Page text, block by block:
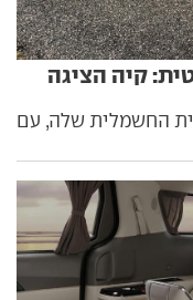
קיה הציגה
החשמלית שלה, עם
הבטחה לשדרוג